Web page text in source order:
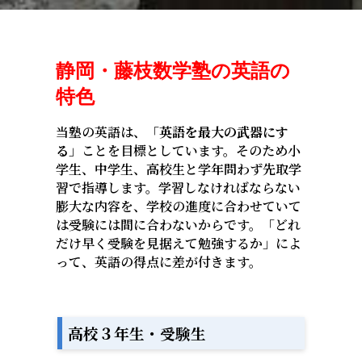
静岡・藤枝数学塾の英語の
特色
当塾の英語は、「英語を最大の武器にす
る 」ことを目標としています。そのため小
学生、中学生、高校生と学年問わず先取学
習で指導します。学習しなければならない
膨大な内容を、学校の進度に合わせていて
は受験には間に合わないからです。「どれ
だけ早く受験を見据えて勉強するか」によ
って、英語の得点に差が付きます。
高校３年生・受験生